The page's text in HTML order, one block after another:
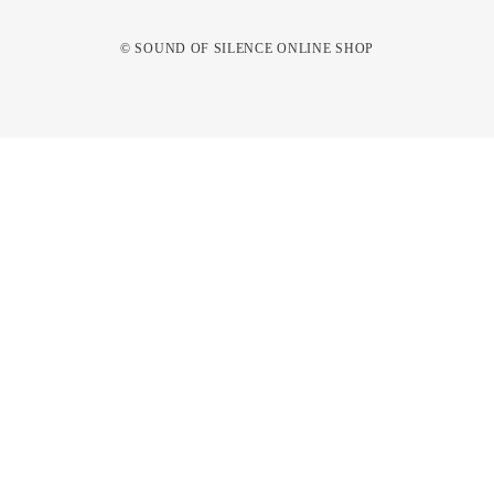
© SOUND OF SILENCE ONLINE SHOP